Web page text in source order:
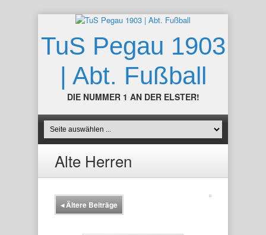
TuS Pegau 1903
| Abt. Fußball
DIE NUMMER 1 AN DER ELSTER!
Alte Herren
◂Ältere Beiträge